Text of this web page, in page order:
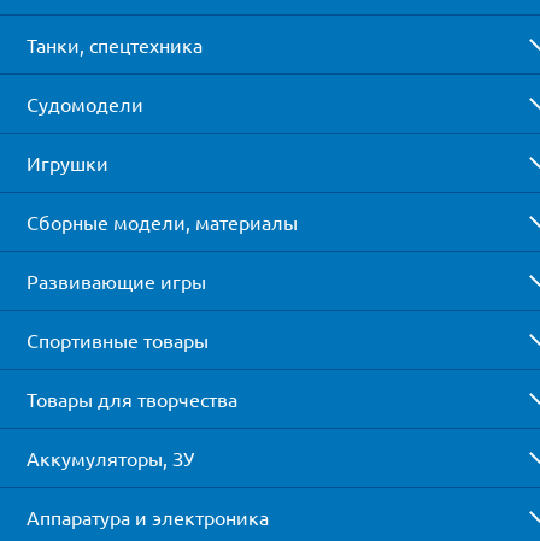
Танки, спецтехника
Судомодели
Игрушки
Сборные модели, материалы
Развивающие игры
Спортивные товары
Товары для творчества
Аккумуляторы, ЗУ
Аппаратура и электроника